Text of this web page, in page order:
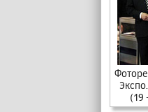
(19